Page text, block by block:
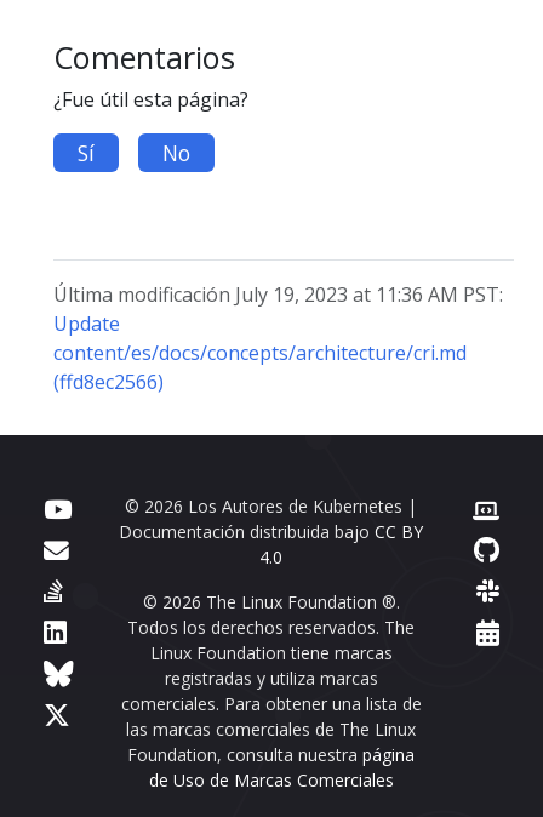
Comentarios
¿Fue útil esta página?
Sí No
Última modificación July 19, 2023 at 11:36 AM PST:
Update
content/es/docs/concepts/architecture/cri.md
(ffd8ec2566)
© 2026 Los Autores de Kubernetes |
Documentación distribuida bajoCC BY
4.0
© 2026 The Linux Foundation ®.
Todos los derechos reservados. The
Linux Foundation tiene marcas
registradas y utiliza marcas
comerciales. Para obtener una lista de
las marcas comerciales de The Linux
Foundation, consulta nuestrapágina
de Uso de Marcas Comerciales